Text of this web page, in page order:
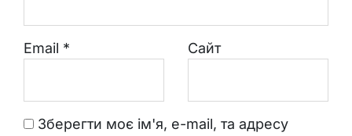
Email * Сайт
Зберегти моє ім'я, e-mail, та адресу